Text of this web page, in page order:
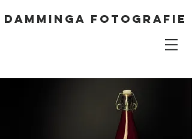
DAMMINGA FOTOGRAFIE